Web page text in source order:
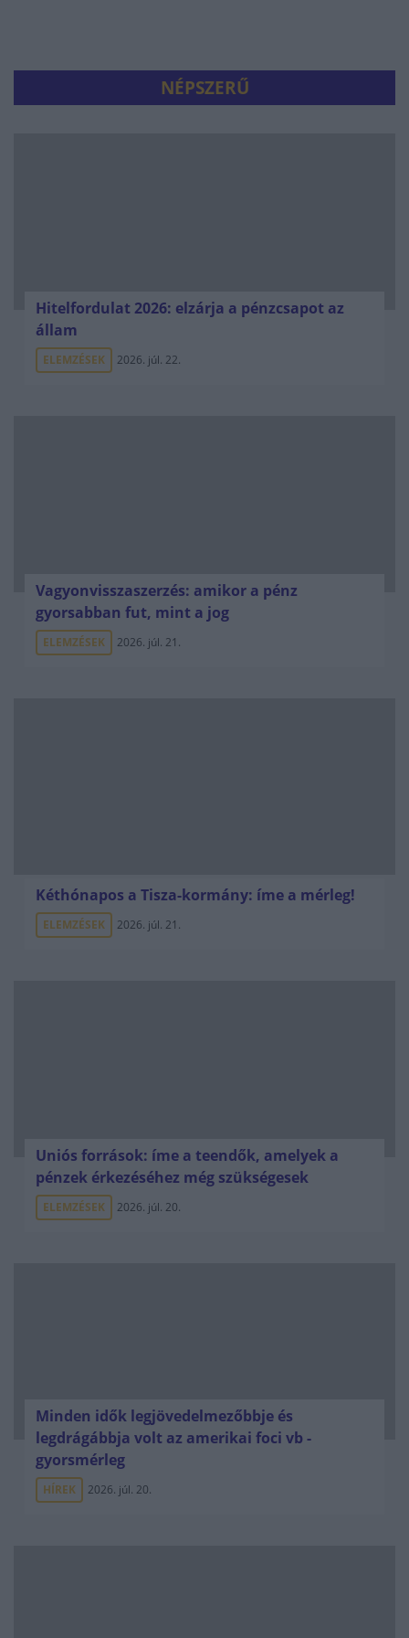
NÉPSZERŰ
Hitelfordulat 2026: elzárja a pénzcsapot az
állam
ELEMZÉSEK 2026. júl. 22.
Vagyonvisszaszerzés: amikor a pénz
gyorsabban fut, mint a jog
ELEMZÉSEK 2026. júl. 21.
Kéthónapos a Tisza-kormány: íme a mérleg!
ELEMZÉSEK 2026. júl. 21.
Uniós források: íme a teendők, amelyek a
pénzek érkezéséhez még szükségesek
ELEMZÉSEK 2026. júl. 20.
Minden idők legjövedelmezőbbje és
legdrágábbja volt az amerikai foci vb -
gyorsmérleg
HÍREK 2026. júl. 20.